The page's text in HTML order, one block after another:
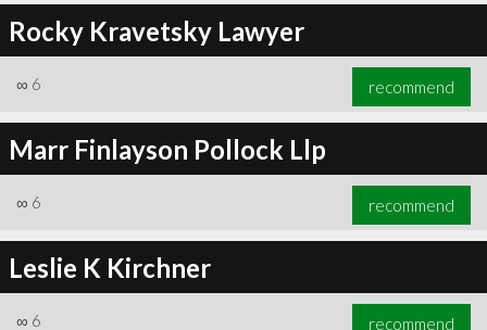
Rocky Kravetsky Lawyer
∞ 6 recommend
Marr Finlayson Pollock Llp
∞ 6 recommend
Leslie K Kirchner
∞ 6 recommend